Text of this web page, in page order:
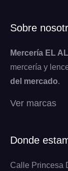
Sobre
Mercería EL
mercería y
del mercado.
Ver marcas
Donde
Calle Princesa